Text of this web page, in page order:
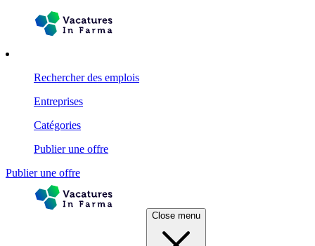
Rechercher des emplois
Entreprises
Catégories
Publier une offre
Publier une offre
Close menu